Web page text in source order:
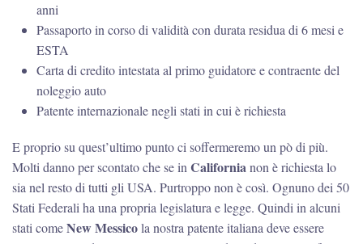
anni
Passaporto in corso di validità con durata residua di 6 mesi e
ESTA
Carta di credito intestata al primo guidatore e contraente del
noleggio auto
Patente internazionale negli stati in cui è richiesta
E proprio su quest’ultimo punto ci soffermeremo un pò di più.
Molti danno per scontato che se in Californianon è richiesta lo
sia nel resto di tutti gli USA. Purtroppo non è così. Ognuno dei 50
Stati Federali ha una propria legislatura e legge. Quindi in alcuni
stati comeNew Messicola nostra patente italiana deve essere